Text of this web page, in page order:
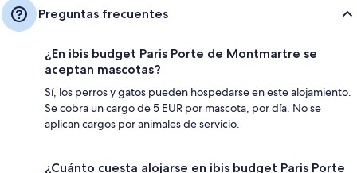
Preguntas frecuentes
¿En ibis budget Paris Porte de Montmartre se
aceptan mascotas?
Sí, los perros y gatos pueden hospedarse en este alojamiento.
Se cobra un cargo de 5 EUR por mascota, por día. No se
aplican cargos por animales de servicio.
¿Cuánto cuesta alojarse en ibis budget Paris Porte